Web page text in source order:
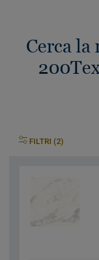
Cerca
FILTRI (2)